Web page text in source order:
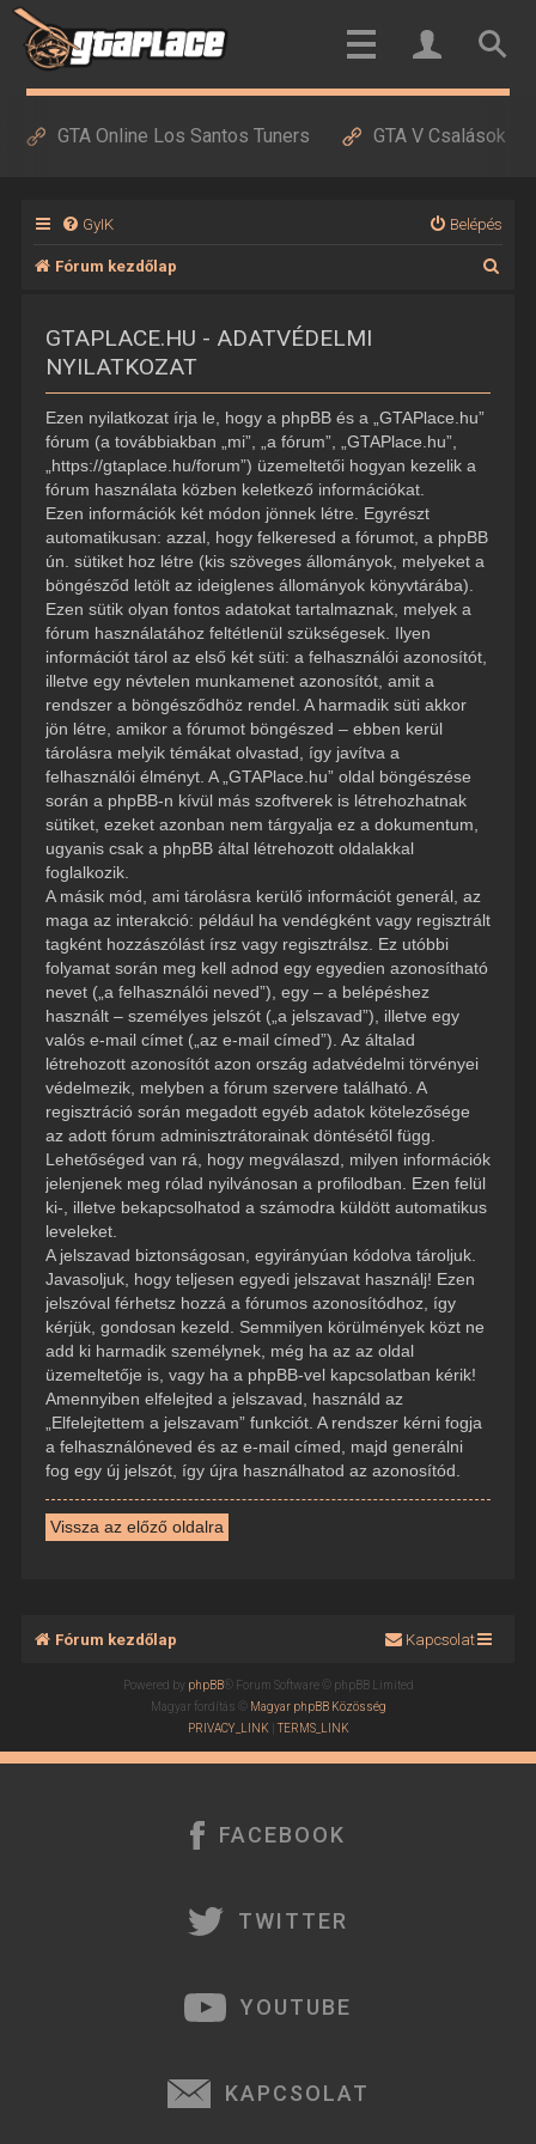
GTA Online Los Santos Tuners GTA V Csalások
GyIK Belépés
Fórum kezdőlap
GTAPLACE.HU - ADATVÉDELMI
NYILATKOZAT
Ezen nyilatkozat írja le, hogy a phpBB és a „GTAPlace.hu”
fórum (a továbbiakban „mi”, „a fórum”, „GTAPlace.hu”,
„https://gtaplace.hu/forum”) üzemeltetői hogyan kezelik a
fórum használata közben keletkező információkat.
Ezen információk két módon jönnek létre. Egyrészt
automatikusan: azzal, hogy felkeresed a fórumot, a phpBB
ún. sütiket hoz létre (kis szöveges állományok, melyeket a
böngésződ letölt az ideiglenes állományok könyvtárába).
Ezen sütik olyan fontos adatokat tartalmaznak, melyek a
fórum használatához feltétlenül szükségesek. Ilyen
információt tárol az első két süti: a felhasználói azonosítót,
illetve egy névtelen munkamenet azonosítót, amit a
rendszer a böngésződhöz rendel. A harmadik süti akkor
jön létre, amikor a fórumot böngészed – ebben kerül
tárolásra melyik témákat olvastad, így javítva a
felhasználói élményt. A „GTAPlace.hu” oldal böngészése
során a phpBB-n kívül más szoftverek is létrehozhatnak
sütiket, ezeket azonban nem tárgyalja ez a dokumentum,
ugyanis csak a phpBB által létrehozott oldalakkal
foglalkozik.
A másik mód, ami tárolásra kerülő információt generál, az
maga az interakció: például ha vendégként vagy regisztrált
tagként hozzászólást írsz vagy regisztrálsz. Ez utóbbi
folyamat során meg kell adnod egy egyedien azonosítható
nevet („a felhasználói neved”), egy – a belépéshez
használt – személyes jelszót („a jelszavad”), illetve egy
valós e-mail címet („az e-mail címed”). Az általad
létrehozott azonosítót azon ország adatvédelmi törvényei
védelmezik, melyben a fórum szervere található. A
regisztráció során megadott egyéb adatok kötelezősége
az adott fórum adminisztrátorainak döntésétől függ.
Lehetőséged van rá, hogy megválaszd, milyen információk
jelenjenek meg rólad nyilvánosan a profilodban. Ezen felül
ki-, illetve bekapcsolhatod a számodra küldött automatikus
leveleket.
A jelszavad biztonságosan, egyirányúan kódolva tároljuk.
Javasoljuk, hogy teljesen egyedi jelszavat használj! Ezen
jelszóval férhetsz hozzá a fórumos azonosítódhoz, így
kérjük, gondosan kezeld. Semmilyen körülmények közt ne
add ki harmadik személynek, még ha az az oldal
üzemeltetője is, vagy ha a phpBB-vel kapcsolatban kérik!
Amennyiben elfelejted a jelszavad, használd az
„Elfelejtettem a jelszavam” funkciót. A rendszer kérni fogja
a felhasználóneved és az e-mail címed, majd generálni
fog egy új jelszót, így újra használhatod az azonosítód.
Vissza az előző oldalra
Fórum kezdőlap Kapcsolat
Powered by phpBB® Forum Software © phpBB Limited
Magyar fordítás © Magyar phpBB Közösség
PRIVACY_LINK |TERMS_LINK
FACEBOOK
TWITTER
YOUTUBE
KAPCSOLAT